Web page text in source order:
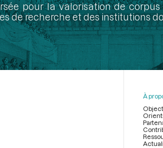
pour la valorisation de
de recherche et des institutions
À